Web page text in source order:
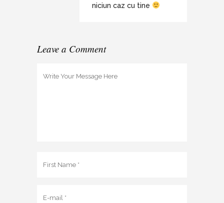
niciun caz cu tine
Leave a Comment